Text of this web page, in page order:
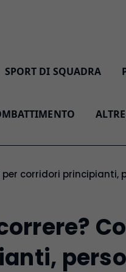
SPORT DI SQUADRA
per corridori